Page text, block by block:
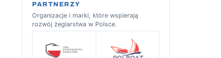
PARTNERZY
Organizacje i marki, które wspierają
rozwój żeglarstwa w Polsce.